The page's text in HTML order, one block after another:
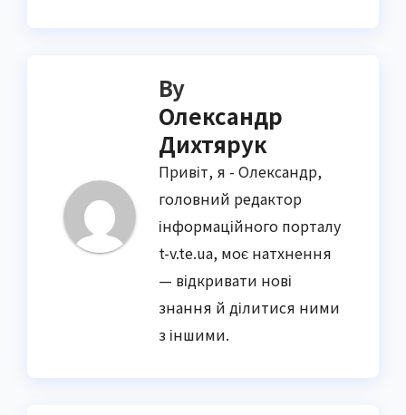
By
Олександр
Дихтярук
Привіт, я - Олександр,
головний редактор
інформаційного порталу
t-v.te.ua, моє натхнення
— відкривати нові
знання й ділитися ними
з іншими.